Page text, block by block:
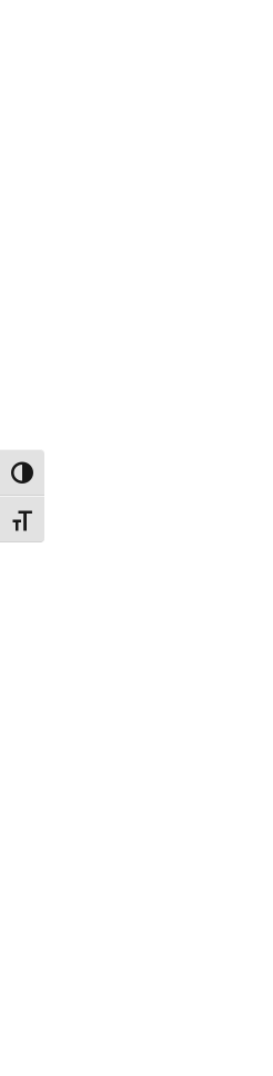
Attiva/disattiva alto contrasto
Attiva/disattiva dimensione testo